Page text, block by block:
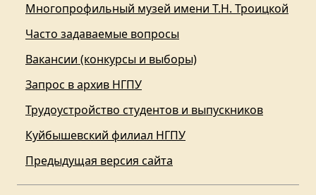
Многопрофильный музей имени Т.Н. Троицкой
Часто задаваемые вопросы
Вакансии (конкурсы и выборы)
Запрос в архив НГПУ
Трудоустройство студентов и выпускников
Куйбышевский филиал НГПУ
Предыдущая версия сайта